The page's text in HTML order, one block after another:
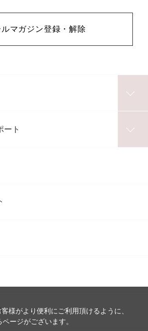
ルマガジン登録・解除
ート
様がより便利にご利用頂けるように、
ージがございます。